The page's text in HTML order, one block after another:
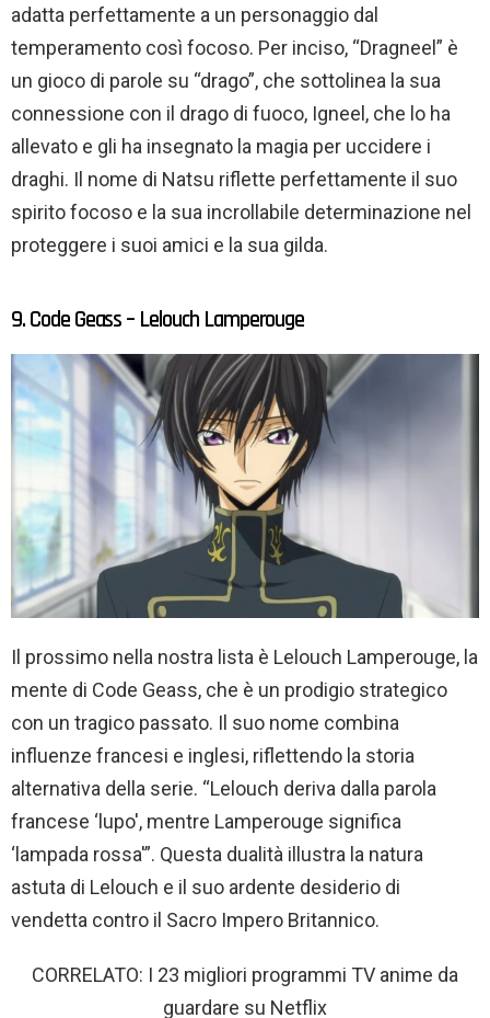
adatta perfettamente a un personaggio dal
temperamento così focoso. Per inciso, “Dragneel” è
un gioco di parole su “drago”, che sottolinea la sua
connessione con il drago di fuoco, Igneel, che lo ha
allevato e gli ha insegnato la magia per uccidere i
draghi. Il nome di Natsu riflette perfettamente il suo
spirito focoso e la sua incrollabile determinazione nel
proteggere i suoi amici e la sua gilda.
9. Code Geass – Lelouch Lamperouge
Il prossimo nella nostra lista è Lelouch Lamperouge, la
mente di Code Geass, che è un prodigio strategico
con un tragico passato. Il suo nome combina
influenze francesi e inglesi, riflettendo la storia
alternativa della serie. “Lelouch deriva dalla parola
francese ‘lupo', mentre Lamperouge significa
‘lampada rossa'”. Questa dualità illustra la natura
astuta di Lelouch e il suo ardente desiderio di
vendetta contro il Sacro Impero Britannico.
CORRELATO: I 23 migliori programmi TV anime da
guardare su Netflix